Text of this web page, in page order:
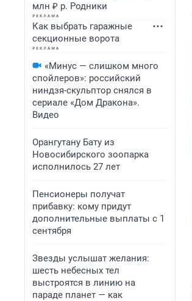
млн ₽ р. Родники
Как выбрать гаражные
секционные ворота
«Минус — слишком много
спойлеров»: российский
ниндзя-скульптор снялся в
сериале «Дом Дракона».
Видео
Орангутану Бату из
Новосибирского зоопарка
исполнилось 27 лет
Пенсионеры получат
прибавку: кому придут
дополнительные выплаты с 1
сентября
Звезды услышат желания:
шесть небесных тел
выстроятся в линию на
параде планет — как